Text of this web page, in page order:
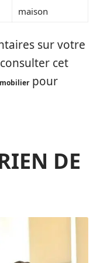
maison
sur votre
cet
pour
DE